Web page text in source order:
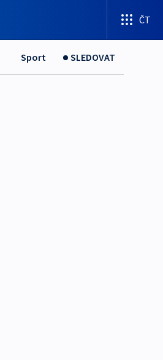
ČT
Sport SLEDOVAT